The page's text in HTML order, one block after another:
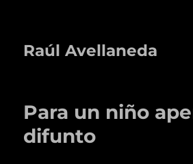
Raúl Avellaneda
Para un niño
difunto